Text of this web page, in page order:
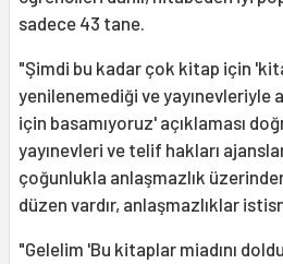
sadece 43 tane.
"Şimdi bu kadar çok kitap için
yenilenemediği ve yayınevleriyle
için basamıyoruz' açıklaması
yayınevleri ve telif hakları
çoğunlukla anlaşmazlık
düzen vardır, anlaşmazlıklar
"Gelelim 'Bu kitaplar miadını